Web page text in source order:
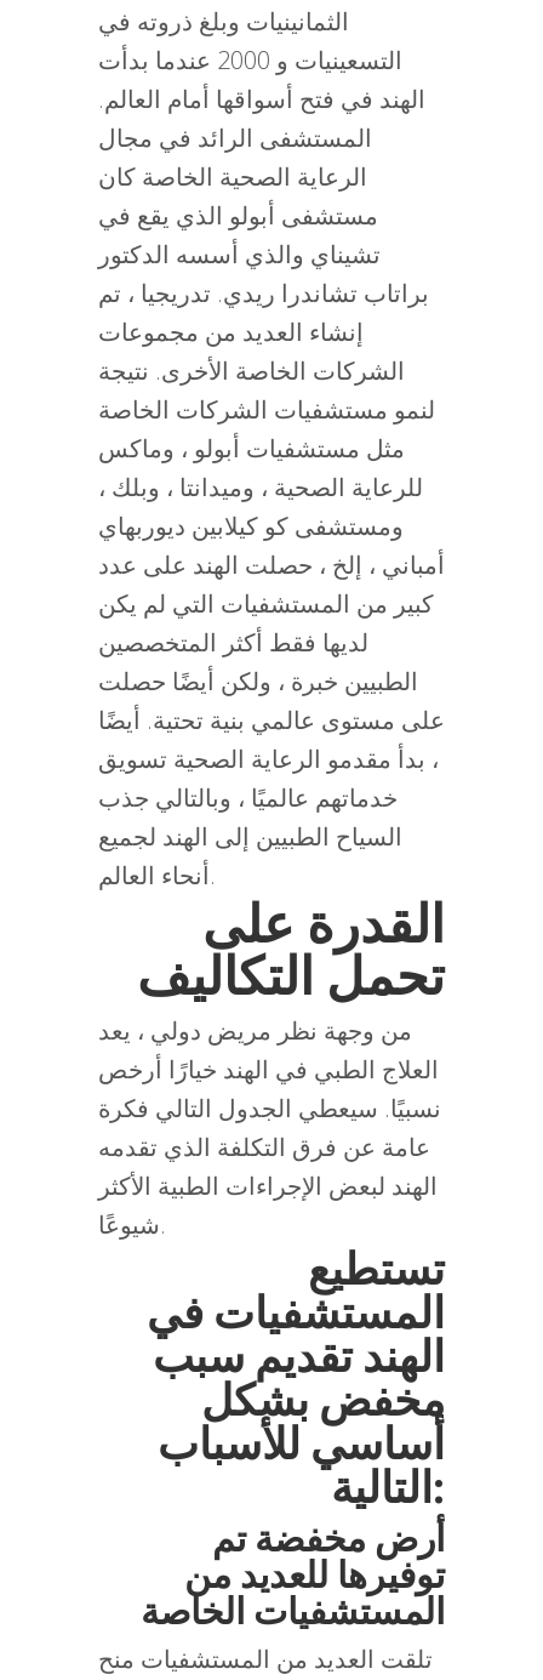
الثمانينيات وبلغ ذروته في
التسعينيات و 2000 عندما بدأت
الهند في فتح أسواقها أمام العالم.
المستشفى الرائد في مجال
الرعاية الصحية الخاصة كان
مستشفى أبولو الذي يقع في
تشيناي والذي أسسه الدكتور
براتاب تشاندرا ريدي. تدريجيا ، تم
إنشاء العديد من مجموعات
الشركات الخاصة الأخرى. نتيجة
لنمو مستشفيات الشركات الخاصة
مثل مستشفيات أبولو ، وماكس
للرعاية الصحية ، وميدانتا ، وبلك ،
ومستشفى كو كيلابين ديوربهاي
أمباني ، إلخ ، حصلت الهند على عدد
كبير من المستشفيات التي لم يكن
لديها فقط أكثر المتخصصين
الطبيين خبرة ، ولكن أيضًا حصلت
على مستوى عالمي بنية تحتية. أيضًا
، بدأ مقدمو الرعاية الصحية تسويق
خدماتهم عالميًا ، وبالتالي جذب
السياح الطبيين إلى الهند لجميع
أنحاء العالم.
القدرة على
تحمل التكاليف
من وجهة نظر مريض دولي ، يعد
العلاج الطبي في الهند خيارًا أرخص
نسبيًا. سيعطي الجدول التالي فكرة
عامة عن فرق التكلفة الذي تقدمه
الهند لبعض الإجراءات الطبية الأكثر
شيوعًا.
تستطيع
المستشفيات في
الهند تقديم سبب
مخفض بشكل
أساسي للأسباب
التالية:
أرض مخفضة تم
توفيرها للعديد من
المستشفيات الخاصة
تلقت العديد من المستشفيات منح